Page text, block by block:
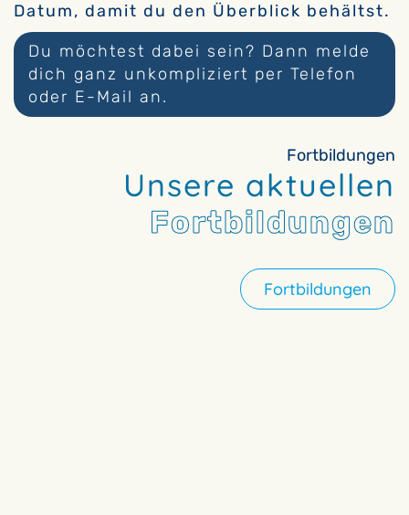
Fortbildungen
Unsere aktuellen
Fortbildungen
Fortbildungen
Datum, damit du den Überblick behältst.
Du möchtest dabei sein? Dann melde
dich ganz unkompliziert per Telefon
oder E-Mail an.